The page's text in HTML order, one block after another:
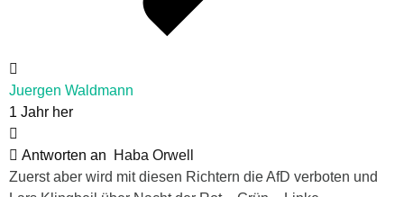
Juergen Waldmann
1 Jahr her
Antworten an
Haba Orwell
Zuerst aber wird mit diesen Richtern die AfD verboten und